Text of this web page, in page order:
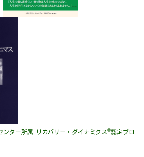
ンター所属 リカバリー・ダイナミクス®認定プロ